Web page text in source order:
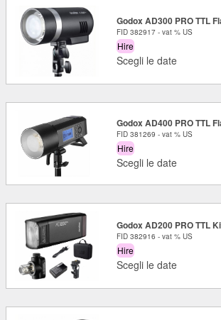
Godox AD300 PRO TTL
FID 382917 - vat % US
Hire
Scegli le date
Godox AD400 PRO TTL
FID 381269 - vat % US
Hire
Scegli le date
Godox AD200 PRO TTL
FID 382916 - vat % US
Hire
Scegli le date